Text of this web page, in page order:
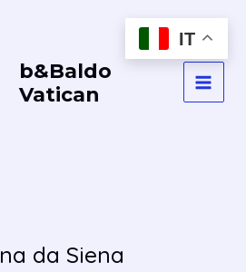
b&Baldo
Vatican
da Siena
IT